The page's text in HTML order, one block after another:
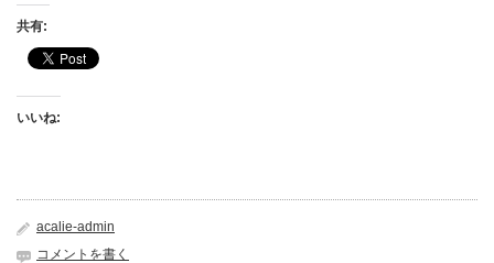
共有:
いいね:
acalie-admin
コメントを書く